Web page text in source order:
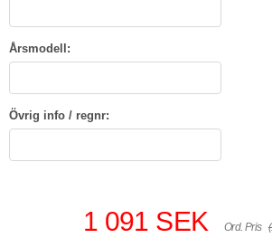
Årsmodell:
Övrig info / regnr:
1 091 SEK Ord. Pris